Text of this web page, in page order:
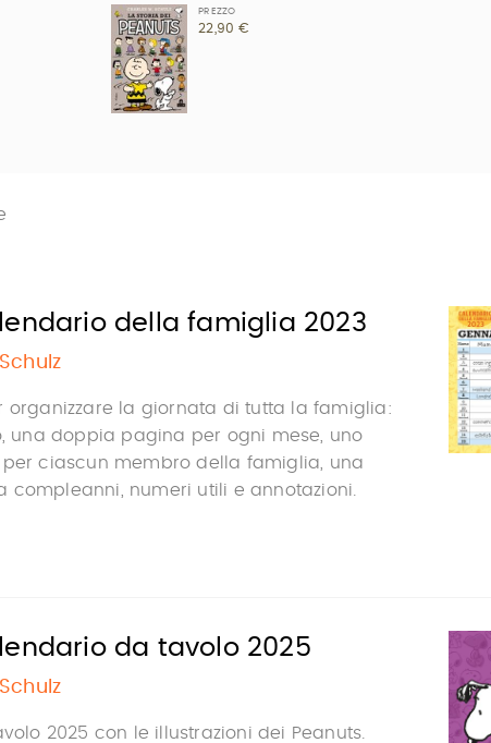
PREZZO
22,90 €
della famiglia 2023
organizzare la giornata di tutta la famiglia:
una doppia pagina per ogni mese, uno
ciascun membro della famiglia, una
numeri utili e annotazioni.
da tavolo 2025
2025 con le illustrazioni dei Peanuts.